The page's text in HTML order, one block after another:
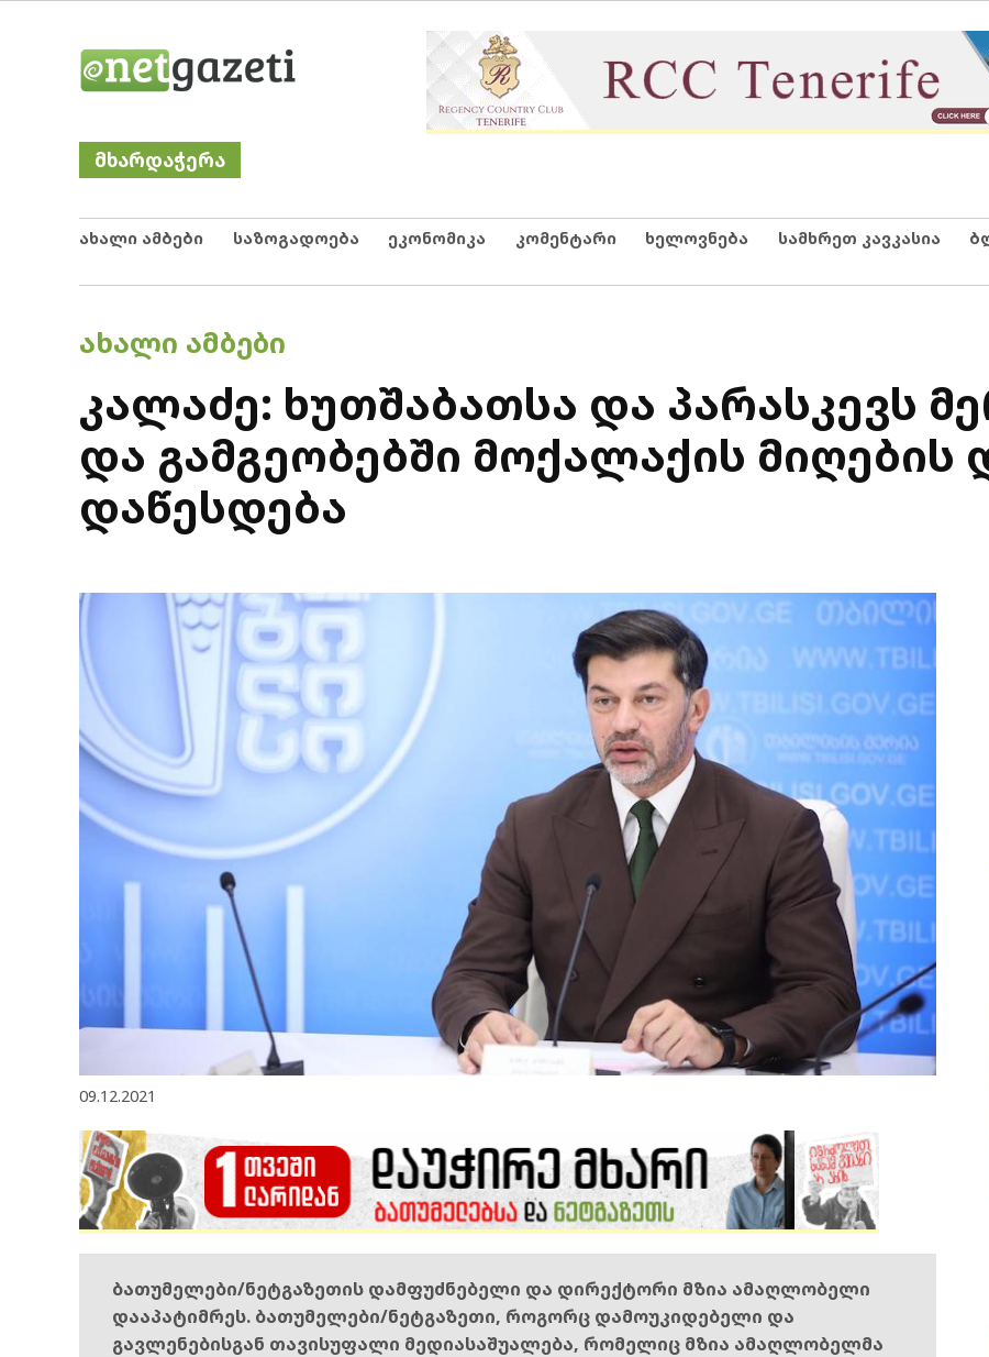
Netgazeti
მხარდაჭერა
ახალი ამბები საზოგადოება ეკონომიკა კომენტარი ხელოვნება სამხრეთ კავკასია
POSTED
ᲐᲮᲐᲚᲘ ᲐᲛᲑᲔᲑᲘ
კალაძე: ხუთშაბათსა და პარასკევს
და გამგეობებში მოქალაქის მიღების
დაწესდება
09.12.2021
ბათუმელები/ნეტგაზეთის დამფუძნებელი და დირექტორი მზია ამაღლობელი
დააპატიმრეს. ბათუმელები/ნეტგაზეთი, როგორც დამოუკიდებელი და
გავლენებისგან თავისუფალი მედიასაშუალება, რომელიც მზია ამაღლობელმა